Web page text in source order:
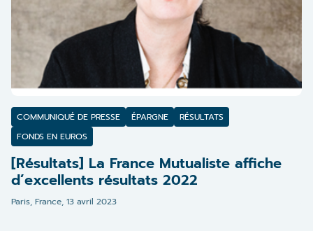
COMMUNIQUÉ DE PRESSE ÉPARGNE
RÉSULTATS
FONDS EN EUROS
[Résultats] La France Mutualiste affiche
d’excellents résultats 2022
Paris, France, 13 avril 2023